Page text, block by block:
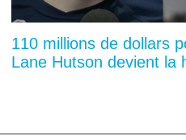
110 millions de dollars
Lane Hutson devient la